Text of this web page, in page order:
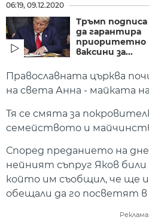
06:19, 09.12.2020
Тръмп подписа
да гарантира
приоритетно
ваксини за...
Православната църква
на света Анна - майката
Тя се смята за
семейството и
Според преданието на
нейният съпруг Яков
който им съобщил, че ще
обещали да го посветят в
Реклама